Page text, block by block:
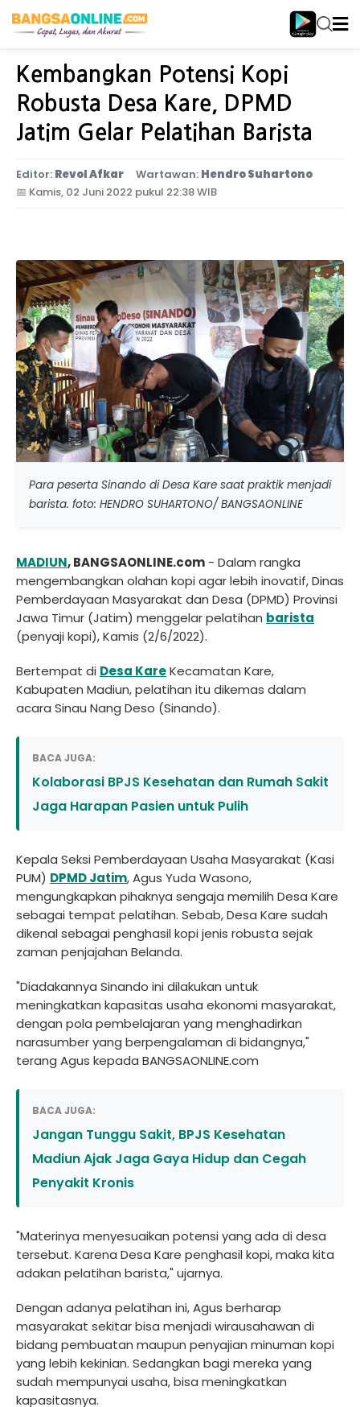
Home Jawa Timur
Kembangkan Potensi Kopi
Robusta Desa Kare, DPMD
Jatim Gelar Pelatihan Barista
Editor: Revol Afkar Wartawan: Hendro Suhartono
📅 Kamis, 02 Juni 2022 pukul 22:38 WIB
Para peserta Sinando di Desa Kare saat praktik menjadi
barista. foto: HENDRO SUHARTONO/ BANGSAONLINE
MADIUN, BANGSAONLINE.com - Dalam rangka
mengembangkan olahan kopi agar lebih inovatif, Dinas
Pemberdayaan Masyarakat dan Desa (DPMD) Provinsi
Jawa Timur (Jatim) menggelar pelatihan barista
(penyaji kopi), Kamis (2/6/2022).
Bertempat di Desa KareKecamatan Kare,
Kabupaten Madiun, pelatihan itu dikemas dalam
acara Sinau Nang Deso (Sinando).
BACA JUGA:
Kolaborasi BPJS Kesehatan dan Rumah Sakit
Jaga Harapan Pasien untuk Pulih
Kepala Seksi Pemberdayaan Usaha Masyarakat (Kasi
PUM) DPMD Jatim, Agus Yuda Wasono,
mengungkapkan pihaknya sengaja memilih Desa Kare
sebagai tempat pelatihan. Sebab, Desa Kare sudah
dikenal sebagai penghasil kopi jenis robusta sejak
zaman penjajahan Belanda.
"Diadakannya Sinando ini dilakukan untuk
meningkatkan kapasitas usaha ekonomi masyarakat,
dengan pola pembelajaran yang menghadirkan
narasumber yang berpengalaman di bidangnya,"
terang Agus kepada BANGSAONLINE.com
BACA JUGA:
Jangan Tunggu Sakit, BPJS Kesehatan
Madiun Ajak Jaga Gaya Hidup dan Cegah
Penyakit Kronis
"Materinya menyesuaikan potensi yang ada di desa
tersebut. Karena Desa Kare penghasil kopi, maka kita
adakan pelatihan barista," ujarnya.
Dengan adanya pelatihan ini, Agus berharap
masyarakat sekitar bisa menjadi wirausahawan di
bidang pembuatan maupun penyajian minuman kopi
yang lebih kekinian. Sedangkan bagi mereka yang
sudah mempunyai usaha, bisa meningkatkan
kapasitasnya.